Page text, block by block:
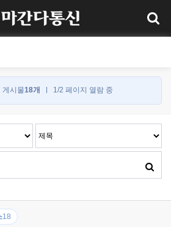
게시물18개 1/2 페이지 열람 중
18